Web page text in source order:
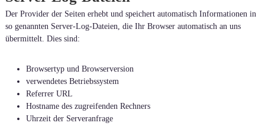
Der Provider der Seiten erhebt und speichert automatisch Informationen in
so genannten Server-Log-Dateien, die Ihr Browser automatisch an uns
übermittelt. Dies sind:
Browsertyp und Browserversion
verwendetes Betriebssystem
Referrer URL
Hostname des zugreifenden Rechners
Uhrzeit der Serveranfrage